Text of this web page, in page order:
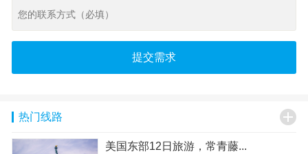
提交需求
热门线路 
美国东部12日旅游，常青藤...